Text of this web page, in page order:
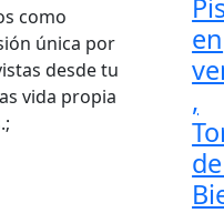
como
única por
desde tu
vida propia
en
,